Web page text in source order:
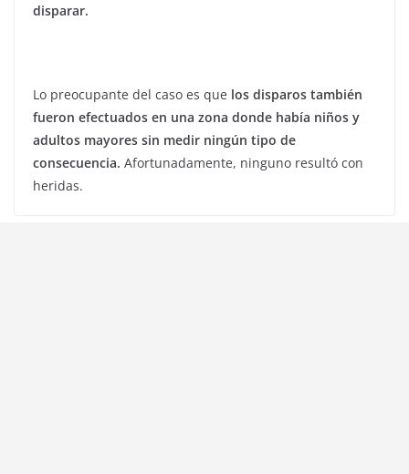
disparar.
Lo preocupante del caso es que los disparos también
fueron efectuados en una zona donde había niños y
adultos mayores sin medir ningún tipo de
consecuencia. Afortunadamente, ninguno resultó con
heridas.